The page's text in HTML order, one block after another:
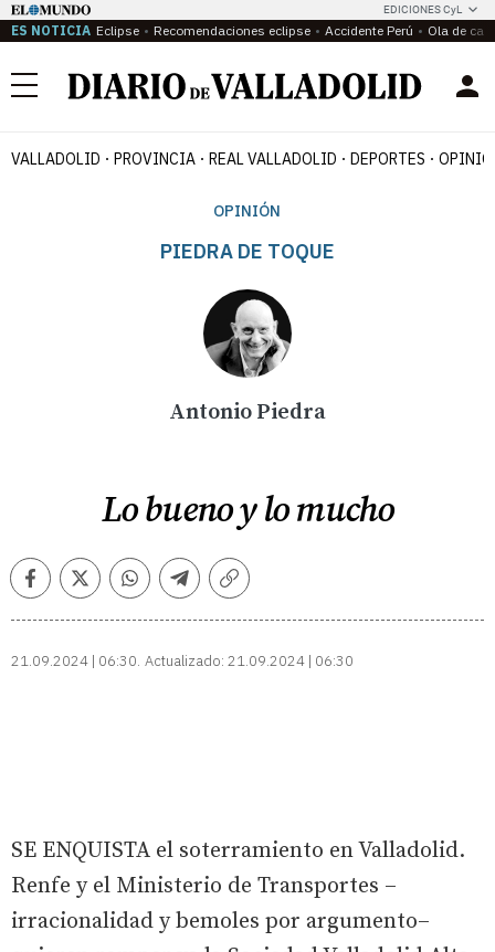
EDICIONES CyL
ES NOTICIA Eclipse Recomendaciones eclipse Accidente Perú Ola de
Menú
VALLADOLID PROVINCIA REAL VALLADOLID DEPORTES
OPINIÓN
PIEDRA DE TOQUE
Antonio Piedra
Lo bueno y lo mucho
FacebookTwitterWhatsappTelegramCopiar
21.09.2024 | 06:30 Actualizado: 21.09.2024 | 06:30
SE ENQUISTA el soterramiento en Valladolid.
Renfe y el Ministerio de Transportes –
irracionalidad y bemoles por argumento–